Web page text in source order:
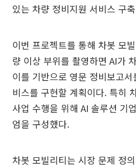
있는 차량 정비지원 서비스 구
이번 프로젝트를 통해 차봇 모
량 이상 부위를 촬영하면 AI가
이를 기반으로 영문 정비보고
비스를 구현할 계획이다. 특히
사업 수행을 위해 AI 솔루션 기
엄을 구성했다.
차봇 모빌리티는 시장 문제 정